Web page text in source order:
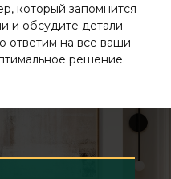
который запомнится
и обсудите детали
ответим на все ваши
решение.